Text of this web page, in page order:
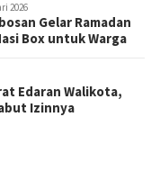
2026
Gelar Ramadan
Box untuk Warga
Edaran Walikota,
Izinnya